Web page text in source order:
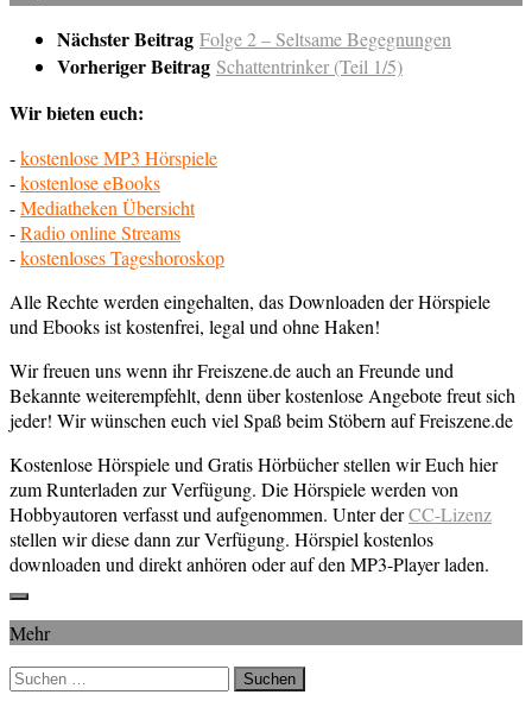
Nächster Beitrag Folge 2 – Seltsame Begegnungen
Vorheriger Beitrag Schattentrinker (Teil 1/5)
Wir bieten euch:
-kostenlose MP3 Hörspiele
-kostenlose eBooks
-Mediatheken Übersicht
-Radio online Streams
-kostenloses Tageshoroskop
Alle Rechte werden eingehalten, das Downloaden der Hörspiele
und Ebooks ist kostenfrei, legal und ohne Haken!
Wir freuen uns wenn ihr Freiszene.de auch an Freunde und
Bekannte weiterempfehlt, denn über kostenlose Angebote freut sich
jeder! Wir wünschen euch viel Spaß beim Stöbern auf Freiszene.de
Kostenlose Hörspiele und Gratis Hörbücher stellen wir Euch hier
zum Runterladen zur Verfügung. Die Hörspiele werden von
Hobbyautoren verfasst und aufgenommen. Unter derCC-Lizenz
stellen wir diese dann zur Verfügung. Hörspiel kostenlos
downloaden und direkt anhören oder auf den MP3-Player laden.
Mehr
Suchen